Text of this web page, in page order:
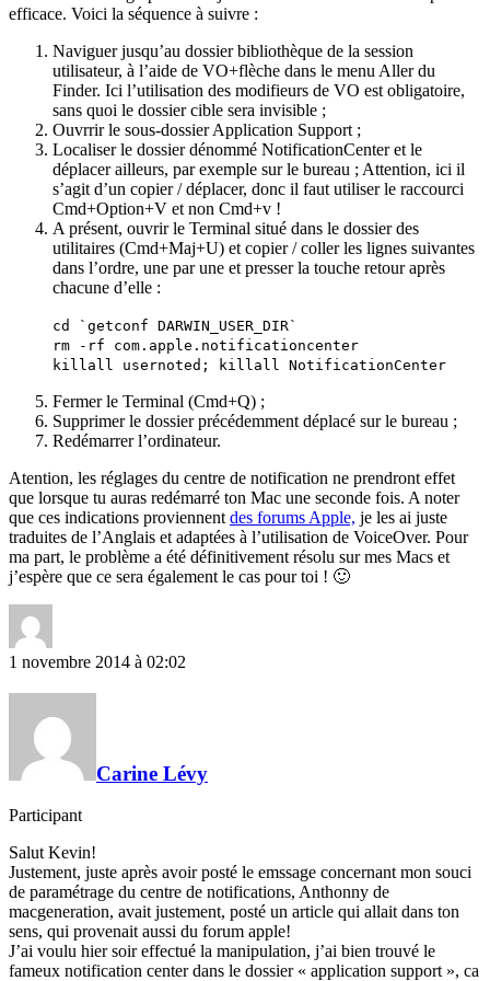
efficace. Voici la séquence à suivre :
Naviguer jusqu’au dossier bibliothèque de la session
utilisateur, à l’aide de VO+flèche dans le menu Aller du
Finder. Ici l’utilisation des modifieurs de VO est obligatoire,
sans quoi le dossier cible sera invisible ;
Ouvrrir le sous-dossier Application Support ;
Localiser le dossier dénommé NotificationCenter et le
déplacer ailleurs, par exemple sur le bureau ; Attention, ici il
s’agit d’un copier / déplacer, donc il faut utiliser le raccourci
Cmd+Option+V et non Cmd+v !
A présent, ouvrir le Terminal situé dans le dossier des
utilitaires (Cmd+Maj+U) et copier / coller les lignes suivantes
dans l’ordre, une par une et presser la touche retour après
chacune d’elle :
cd `getconf DARWIN_USER_DIR`
rm -rf com.apple.notificationcenter
killall usernoted; killall NotificationCenter
Fermer le Terminal (Cmd+Q) ;
Supprimer le dossier précédemment déplacé sur le bureau ;
Redémarrer l’ordinateur.
Atention, les réglages du centre de notification ne prendront effet
que lorsque tu auras redémarré ton Mac une seconde fois. A noter
que ces indications proviennent des forums Apple, je les ai juste
traduites de l’Anglais et adaptées à l’utilisation de VoiceOver. Pour
ma part, le problème a été définitivement résolu sur mes Macs et
j’espère que ce sera également le cas pour toi ! 🙂
1 novembre 2014 à 02:02
Carine Lévy
Participant
Salut Kevin!
Justement, juste après avoir posté le emssage concernant mon souci
de paramétrage du centre de notifications, Anthonny de
macgeneration, avait justement, posté un article qui allait dans ton
sens, qui provenait aussi du forum apple!
J’ai voulu hier soir effectué la manipulation, j’ai bien trouvé le
fameux notification center dans le dossier « application support », ca